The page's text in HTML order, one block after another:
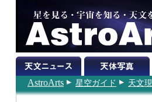
AstroArts 星空ガイド 天文